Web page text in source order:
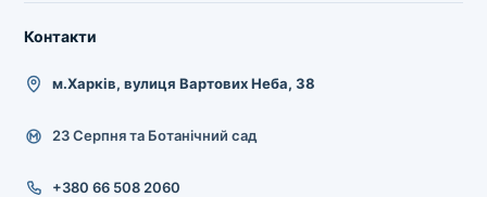
Контакти
м.Харків, вулиця Вартових Неба, 38
23 Серпня та Ботанічний сад
+380 66 508 2060